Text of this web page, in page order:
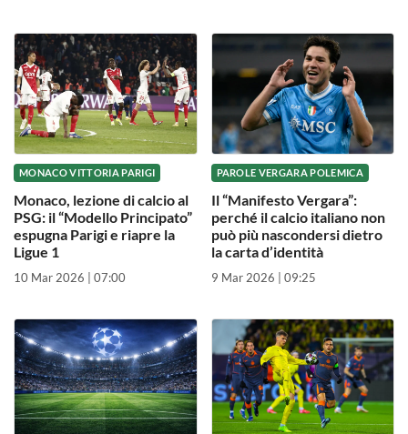
MONACO VITTORIA PARIGI
Monaco, lezione di calcio al
PSG: il “Modello Principato”
espugna Parigi e riapre la
Ligue 1
10 Mar 2026 | 07:00
PAROLE VERGARA POLEMICA
Il “Manifesto Vergara”:
perché il calcio italiano non
può più nascondersi dietro
la carta d’identità
9 Mar 2026 | 09:25